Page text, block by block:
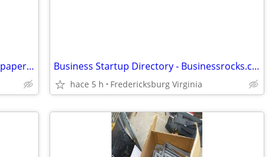
Businessrocks.com - Magazines - Newspapers - Books Business Startup Directory - Businessrocks.com/directory.html
hace 5 h Fredericksburg Virginia